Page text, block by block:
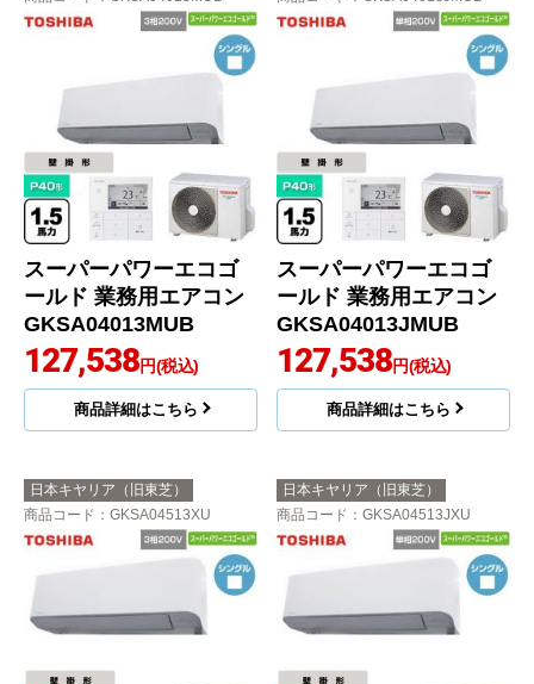
スーパーパワーエコゴ
ールド 業務用エアコン
GKSA04013MUB
127,538円(税込)
商品詳細はこちら
スーパーパワーエコゴ
ールド 業務用エアコン
GKSA04013JMUB
127,538円(税込)
商品詳細はこちら
日本キヤリア（旧東芝）
商品コード ：GKSA04513XU
日本キヤリア（旧東芝）
商品コード ：GKSA04513JXU